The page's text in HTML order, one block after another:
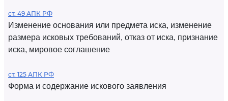
ст. 49 АПК РФ
Изменение основания или предмета иска, изменение
размера исковых требований, отказ от иска, признание
иска, мировое соглашение
ст. 125 АПК РФ
Форма и содержание искового заявления